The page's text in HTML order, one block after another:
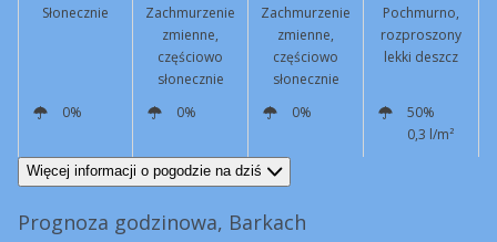
Słonecznie
Zachmurzenie
zmienne,
częściowo
słonecznie
Zachmurzenie
zmienne,
częściowo
słonecznie
Pochmurno,
rozproszony
lekki deszcz
0% 0% 0%
50%
0,3 l/m²
S
4 km/h N
8 km/h
Więcej informacji o pogodzie na dziś
Prognoza godzinowa, Barkach